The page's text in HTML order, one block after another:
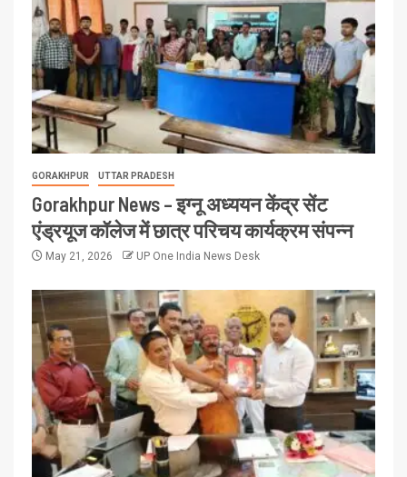
GORAKHPUR UTTAR PRADESH
Gorakhpur News – इग्नू अध्ययन केंद्र सेंट
एंड्रयूज कॉलेज में छात्र परिचय कार्यक्रम संपन्न
May 21, 2026 UP One India News Desk